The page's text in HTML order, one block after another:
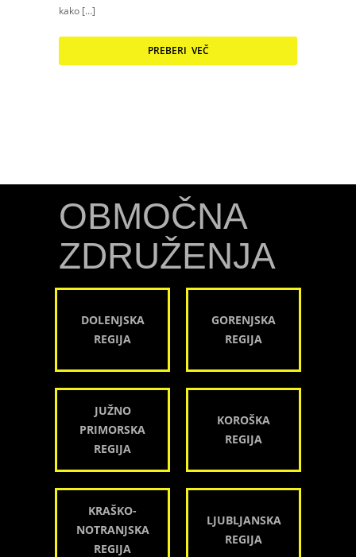
kako […]
PREBERI VEČ
OBMOČNA
ZDRUŽENJA
DOLENJSKA
REGIJA
GORENJSKA
REGIJA
JUŽNO
PRIMORSKA
REGIJA
KOROŠKA
REGIJA
KRAŠKO-
NOTRANJSKA
REGIJA
LJUBLJANSKA
REGIJA